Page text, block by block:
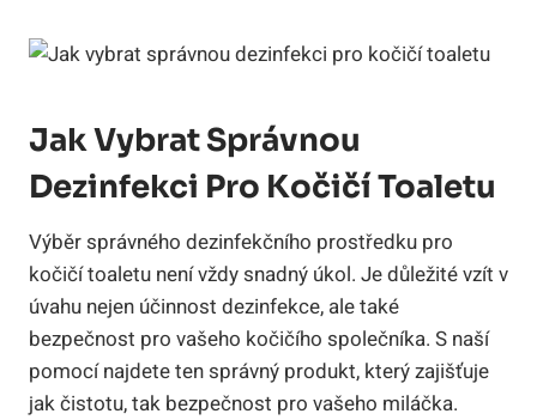
Jak Vybrat Správnou
Dezinfekci Pro Kočičí Toaletu
Výběr správného dezinfekčního prostředku pro
kočičí toaletu není vždy snadný úkol. Je důležité vzít v
úvahu nejen účinnost dezinfekce, ale také
bezpečnost pro vašeho kočičího společníka. S naší
pomocí najdete ten správný produkt, který zajišťuje
jak čistotu, tak bezpečnost pro vašeho miláčka.